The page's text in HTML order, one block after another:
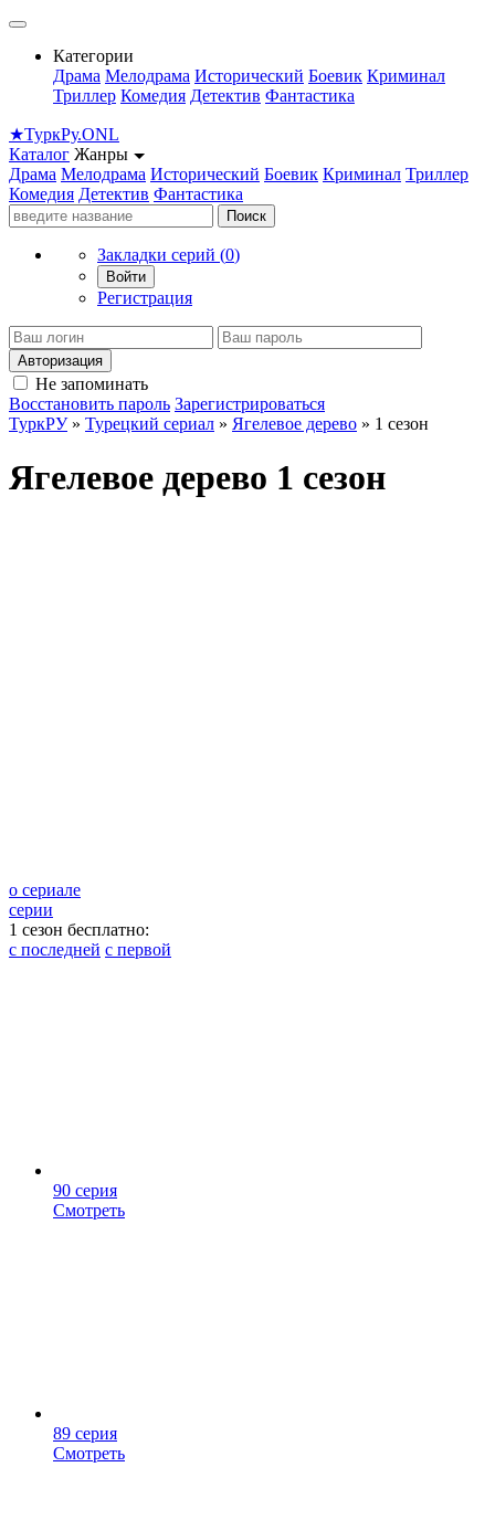
Категории
Драма Мелодрама Исторический Боевик Криминал
Триллер Комедия Детектив Фантастика
★ТуркРу.ONL
Каталог Жанры
Драма Мелодрама Исторический Боевик Криминал Триллер
Комедия Детектив Фантастика
Поиск
Закладки серий (0)
Войти
Регистрация
Авторизация
Не запоминать
Восстановить пароль Зарегистрироваться
ТуркРУ» Турецкий сериал » Ягелевое дерево » 1 сезон
Ягелевое дерево 1 сезон
о сериале
серии
1 сезон бесплатно:
с последней с первой
90 серия
Смотреть
89 серия
Смотреть